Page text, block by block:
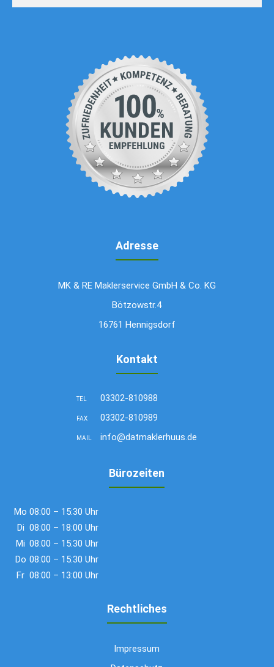
Adresse
MK & RE Maklerservice GmbH & Co. KG
Bötzowstr.4
16761 Hennigsdorf
Kontakt
TEL 03302-810988
FAX 03302-810989
MAIL info@datmaklerhuus.de
Bürozeiten
Mo 08:00 – 15:30 Uhr
Di 08:00 – 18:00 Uhr
Mi 08:00 – 15:30 Uhr
Do 08:00 – 15:30 Uhr
Fr 08:00 – 13:00 Uhr
Rechtliches
Impressum